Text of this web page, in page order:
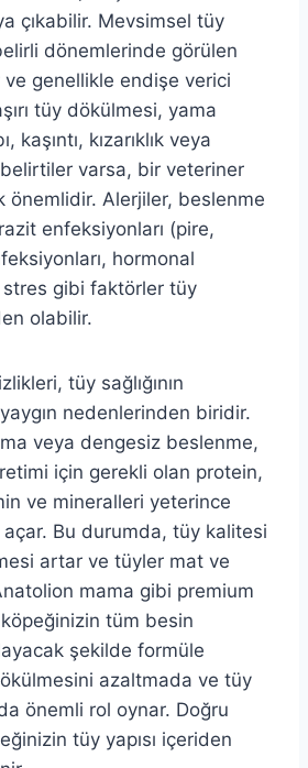
çıkabilir. Mevsimsel tüy
dönemlerinde görülen
genellikle endişe verici
tüy dökülmesi, yama
kaşıntı, kızarıklık veya
varsa, bir veteriner
önemlidir. Alerjiler, beslenme
enfeksiyonları (pire,
hormonal
gibi faktörler tüy
olabilir.
tüy sağlığının
nedenlerinden biridir.
veya dengesiz beslenme,
için gerekli olan protein,
ve mineralleri yeterince
açar. Bu durumda, tüy kalitesi
artar ve tüyler mat ve
mama gibi premium
tüm besin
şekilde formüle
azaltmada ve tüy
önemli rol oynar. Doğru
tüy yapısı içeriden